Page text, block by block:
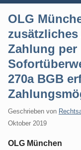
OLG
Zahlung per
270a BGB
Geschrieben von
Oktober 2019
OLG München